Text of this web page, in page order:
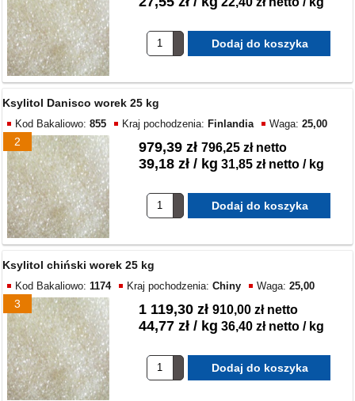
2
Ksylitol Danisco worek 25 kg
Kod Bakaliowo:855 Kraj pochodzenia: Finlandia Waga:25,00
979,39 zł 796,25 zł netto
39,18 zł / kg 31,85 zł netto / kg
3
Ksylitol chiński worek 25 kg
Kod Bakaliowo:1174 Kraj pochodzenia:Chiny Waga:25,00
1 119,30 zł 910,00 zł netto
44,77 zł / kg 36,40 zł netto / kg